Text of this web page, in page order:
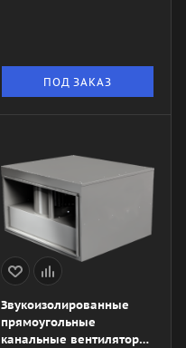
ПОД ЗАКАЗ
Звукоизолированные
прямоугольные
канальные вентиляторы